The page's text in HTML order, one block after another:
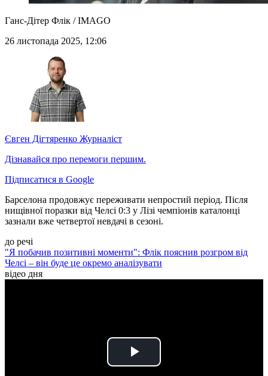
Ганс-Дітер Флік / IMAGO
26 листопада 2025, 12:06
Євген Дігтяренко Журналіст
Дізнавайся про перемоги першим.
Підписатися в Google
Барселона продовжує переживати непростий період. Після
нищівної поразки від Челсі 0:3 у Лізі чемпіонів каталонці
зазнали вже четвертої невдачі в сезоні.
до речі
"Я побачив позитивні моменти": Флік пояснив розгром від
Челсі – він буде це окремо аналізувати
відео дня
Play